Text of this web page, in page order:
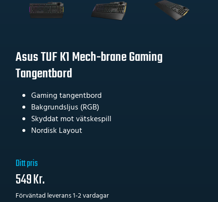
Asus TUF K1 Mech-brane Gaming
Tangentbord
Gaming tangentbord
Bakgrundsljus (RGB)
Skyddat mot vätskespill
Nordisk Layout
Ditt pris
549Kr.
Förväntad leverans 1-2 vardagar